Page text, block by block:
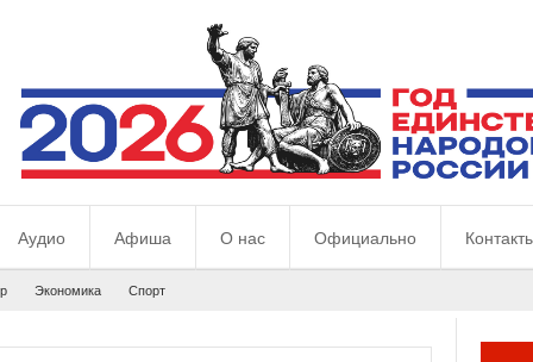
Аудио Афиша О нас Официально
Экономика Спорт